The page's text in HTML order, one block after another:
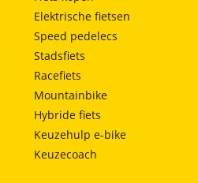
Elektrische fietsen
Speed pedelecs
Stadsfiets
Racefiets
Mountainbike
Hybride fiets
Keuzehulp e-bike
Keuzecoach